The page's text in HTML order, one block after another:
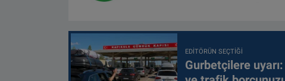
EDITÖRÜN SEÇTIĞI
Gurbetçilere